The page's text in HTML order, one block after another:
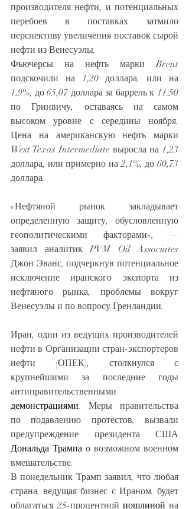
производителя нефти, и потенциальных
перебоев в поставках затмило
перспективу увеличения поставок сырой
нефти из Венесуэлы.
Фьючерсы на нефть марки Brent
подскочили на 1,20 доллара, или на
1,9%, до 65,07 доллара за баррель к 11:50
по Гринвичу, оставаясь на самом
высоком уровне с середины ноября.
Цена на американскую нефть марки
West Texas Intermediate выросла на 1,23
доллара, или примерно на 2,1%, до 60,73
доллара.
«Нефтяной рынок закладывает
определенную защиту, обусловленную
геополитическими факторами», —
заявил аналитик PVM Oil Associates
Джон Эванс, подчеркнув потенциальное
исключение иранского экспорта из
нефтяного рынка, проблемы вокруг
Венесуэлы и по вопросу Гренландии.
Иран, один из ведущих производителей
нефти в Организации стран-экспортеров
нефти (ОПЕК), столкнулся с
крупнейшими за последние годы
демонстрациями. Меры правительства
по подавлению протестов, вызвали
Дональда Трампа о возможном военном
вмешательстве.
В понедельник Трамп заявил, что любая
страна, ведущая бизнес с Ираном, будет
облагаться 25-процентной пошлиной на